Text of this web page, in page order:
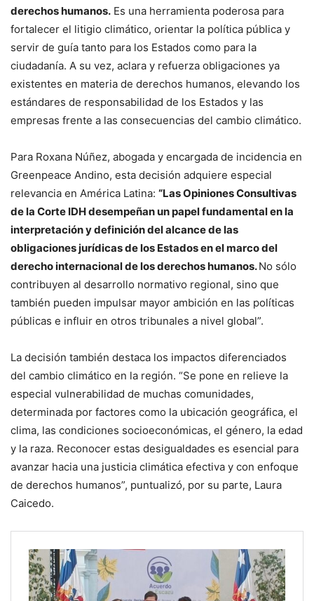
derechos humanos. Es una herramienta poderosa para
fortalecer el litigio climático, orientar la política pública y
servir de guía tanto para los Estados como para la
ciudadanía. A su vez, aclara y refuerza obligaciones ya
existentes en materia de derechos humanos, elevando los
estándares de responsabilidad de los Estados y las
empresas frente a las consecuencias del cambio climático.
Para Roxana Núñez, abogada y encargada de incidencia en
Greenpeace Andino, esta decisión adquiere especial
relevancia en América Latina: “Las Opiniones Consultivas
de la Corte IDH desempeñan un papel fundamental en la
interpretación y definición del alcance de las
obligaciones jurídicas de los Estados en el marco del
derecho internacional de los derechos humanos.No sólo
contribuyen al desarrollo normativo regional, sino que
también pueden impulsar mayor ambición en las políticas
públicas e influir en otros tribunales a nivel global”.
La decisión también destaca los impactos diferenciados
del cambio climático en la región. “Se pone en relieve la
especial vulnerabilidad de muchas comunidades,
determinada por factores como la ubicación geográfica, el
clima, las condiciones socioeconómicas, el género, la edad
y la raza. Reconocer estas desigualdades es esencial para
avanzar hacia una justicia climática efectiva y con enfoque
de derechos humanos”, puntualizó, por su parte, Laura
Caicedo.